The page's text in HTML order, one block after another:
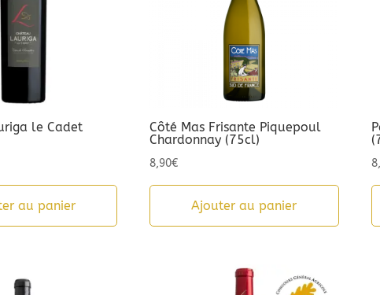
le Cadet
au panier
Côté Mas Frisante Piquepoul
Chardonnay (75cl)
8,90€
Ajouter au panier